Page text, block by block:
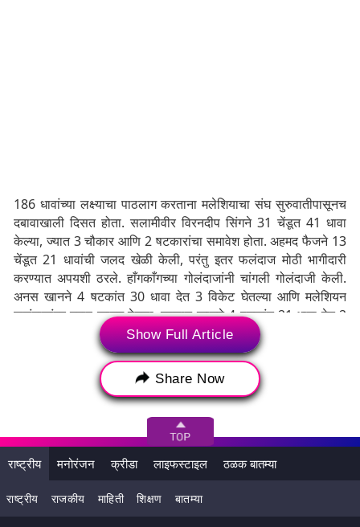
186 धावांच्या लक्ष्याचा पाठलाग करताना मलेशियाचा संघ सुरुवातीपासूनच
दबावाखाली दिसत होता. सलामीवीर विरनदीप सिंगने 31 चेंडूत 41 धावा
केल्या, ज्यात 3 चौकार आणि 2 षटकारांचा समावेश होता. अहमद फैजने 13
चेंडूत 21 धावांची जलद खेळी केली, परंतु इतर फलंदाज मोठी भागीदारी
करण्यात अपयशी ठरले. हाँगकाँगच्या गोलंदाजांनी चांगली गोलंदाजी केली.
अनस खानने 4 षटकांत 30 धावा देत 3 विकेट घेतल्या आणि मलेशियन
फलंदाजांवर दबाव कायम ठेवला. एहसान खानने 4 षटकांत 21 धावा देत 2
विकेट घेतल्या. आयुष शुक्लाने 4 षटकांत 26 धावा देत 2 विकेट घेतल्या.
Hong Kong
Hong Kong National Cricket Team
Malaysia national cricket team
Malaysia vs Hong Kong
Malaysia vs Hong Kong Tri Series Telecast
Show Full Article
Share Now
राष्ट्रीय मनोरंजन क्रीडा लाइफस्टाइल ठळक बातम्या
राष्ट्रीय राजकीय माहिती शिक्षण बातम्या